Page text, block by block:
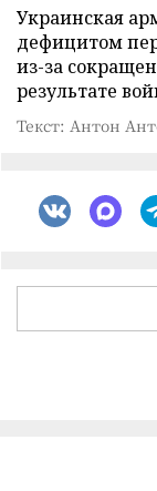
Украинская
дефицитом
из-за
результате
Текст: Антон